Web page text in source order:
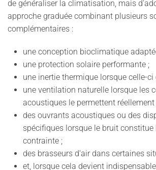
de généraliser la climatisation, mais
approche graduée combinant plusieurs
complémentaires :
une conception bioclimatique
une protection solaire performante ;
une inertie thermique lorsque celle-ci
une ventilation naturelle lorsque les
acoustiques le permettent réellement
des ouvrants acoustiques ou des
spécifiques lorsque le bruit
contrainte ;
des brasseurs d'air dans certaines
et, lorsque cela devient